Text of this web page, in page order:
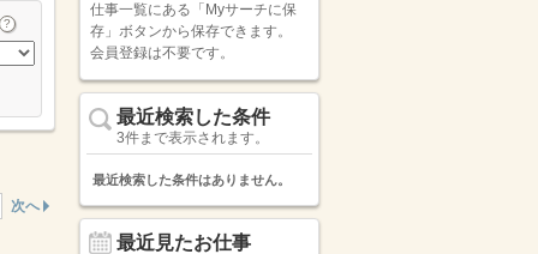
次へ
仕事一覧にある「Myサーチに保
存」ボタンから保存できます。
会員登録は不要です。
最近検索した条件
3件まで表示されます。
最近検索した条件はありません。
最近見たお仕事